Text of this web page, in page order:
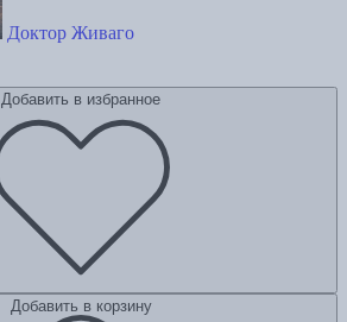
Доктор Живаго
Добавить в избранное
Добавить в корзину